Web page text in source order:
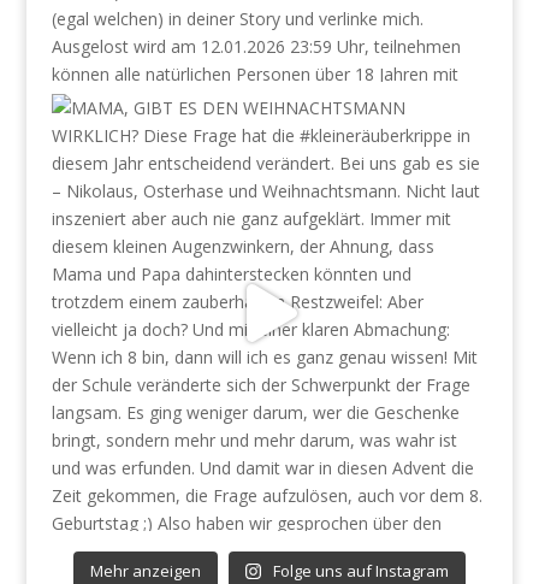
Mehr anzeigen Folge uns auf Instagram